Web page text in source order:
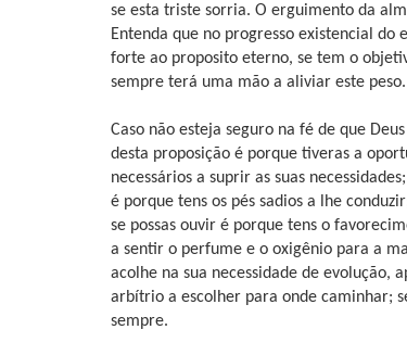
se esta triste sorria. O erguimento da
Entenda que no progresso existencial
forte ao proposito eterno, se tem o
sempre terá uma mão a aliviar este peso.
Caso não esteja seguro na fé de que
desta proposição é porque tiveras a
necessários a suprir as suas
é porque tens os pés sadios a lhe
se possas ouvir é porque tens o
a sentir o perfume e o oxigênio para a
acolhe na sua necessidade de evolução,
arbítrio a escolher para onde caminhar;
sempre.